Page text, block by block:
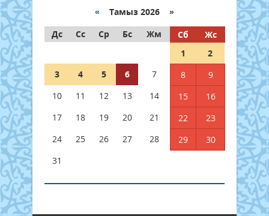
« Тамыз 2026 »
Дс
Сс Ср Бс Жм Сб
Жс
1
2
3
4 5 6 7 8
9
10
11 12 13 14 15
16
17
18 19 20 21 22
23
24
25 26 27 28 29
30
31